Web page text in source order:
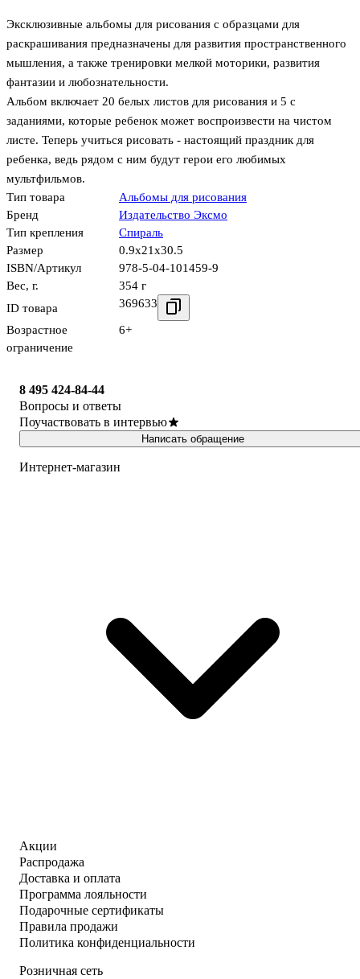
Эксклюзивные альбомы для рисования с образцами для
раскрашивания предназначены для развития пространственного
мышления, а также тренировки мелкой моторики, развития
фантазии и любознательности.
Альбом включает 20 белых листов для рисования и 5 с
заданиями, которые ребенок может воспроизвести на чистом
листе. Теперь учиться рисовать - настоящий праздник для
ребенка, ведь рядом с ним будут герои его любимых
мультфильмов.
Тип товара
Альбомы для рисования
Бренд
Издательство Эксмо
Тип крепления
Спираль
Размер
0.9x21x30.5
ISBN/Артикул
978-5-04-101459-9
Вес, г.
354 г
ID товара
369633
Возрастное
ограничение
6+
8 495 424-84-44
Вопросы и ответы
Поучаствовать в интервью
Написать обращение
Интернет-магазин
Акции
Распродажа
Доставка и оплата
Программа лояльности
Подарочные сертификаты
Правила продажи
Политика конфиденциальности
Розничная сеть